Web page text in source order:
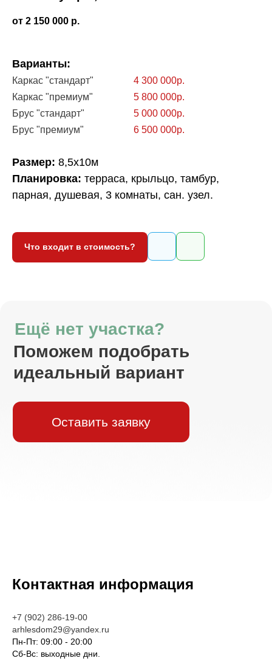
2 150 000 р.
Варианты:
Каркас "стандарт"
4 300 000р.
Каркас "премиум"
5 800 000р.
Брус "стандарт"
5 000 000р.
Брус "премиум"
6 500 000р.
Размер: 8,5х10м
Планировка: терраса, крыльцо, тамбур,
парная, душевая, 3 комнаты, сан. узел.
Что входит в стоимость?
Поможем подобрать
идеальный вариант
Контактная информация
+7 (902) 286-19-00
arhlesdom29@yandex.ru
Пн-Пт: 09:00 - 20:00
Сб-Вс: выходные дни.